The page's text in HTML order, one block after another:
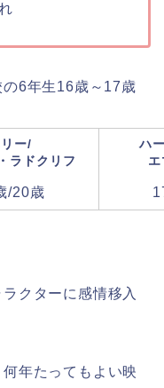
の6年生16歳～17歳
ー/
ラドクリフ
ハ
/20歳
クターに感情移入
年たってもよい映